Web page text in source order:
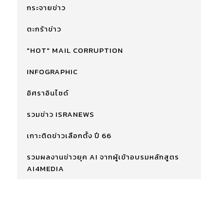
กระจายข่าว
ตะกร้าข่าว
"HOT" MAIL CORRUPTION
INFOGRAPHIC
อิศราอินไซด์
รวมข่าว ISRANEWS
เกาะติดข่าวเลือกตั้ง ปี 66
รวมผลงานข่าวยุค AI จากผู้เข้าอบรมหลักสูตร
AI4MEDIA